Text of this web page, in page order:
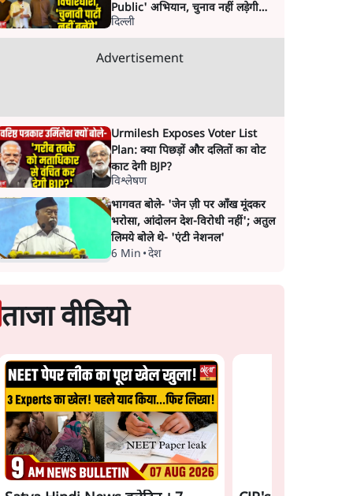
Public' अभियान, चुनाव नहीं लड़ेगी
CJP!
दिल्ली
Advertisement
Urmilesh Exposes Voter List
Plan: क्या पिछड़ों और दलितों का वोट
काट देगी BJP?
विश्लेषण
भागवत बोले- 'जेन ज़ी पर आँख मूंदकर
भरोसा, आंदोलन देश-विरोधी नहीं'; अतुल
लिमये बोले थे- 'एंटी नेशनल'
6 Min •देश
ताजा वीडियो